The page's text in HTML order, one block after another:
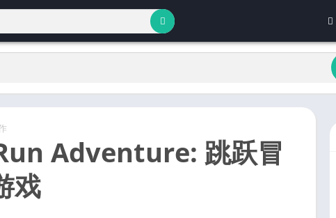
Adventure: 跳跃冒
戏